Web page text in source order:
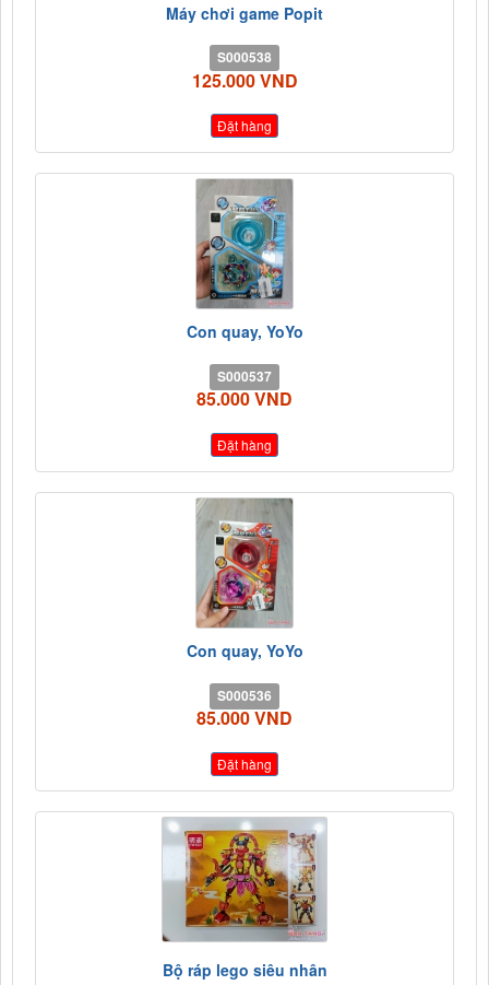
Máy chơi game Popit
S000538
125.000 VND
Đặt hàng
Con quay, YoYo
S000537
85.000 VND
Đặt hàng
Con quay, YoYo
S000536
85.000 VND
Đặt hàng
Bộ ráp lego siêu nhân